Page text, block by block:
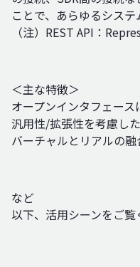
ことで、あらゆるシステ
（注）REST API：
＜主な特徴＞
オープンインタフェース
汎用性/拡張性を考慮し
バーチャルとリアルの融
など
以下、活用シーンをご覧